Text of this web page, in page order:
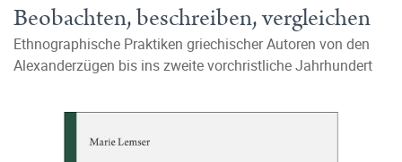
Beobachten, beschreiben, vergleichen
Ethnographische Praktiken griechischer Autoren von den
Alexanderzügen bis ins zweite vorchristliche Jahrhundert